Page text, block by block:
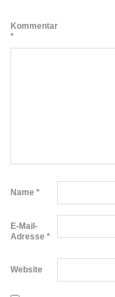
Kommentar
*
Name *
E-Mail-
Adresse *
Website